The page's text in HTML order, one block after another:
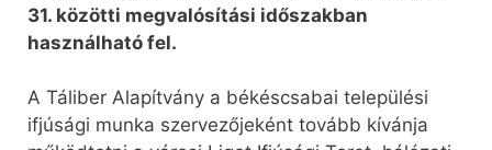
31. közötti megvalósítási időszakban
használható fel.
A Táliber Alapítvány a békéscsabai települési
ifjúsági munka szervezőjeként tovább kívánja